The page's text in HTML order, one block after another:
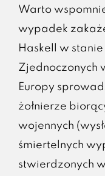
Warto
wypadek
Haskell w
Zjednoczonych
Europy
żołnierze
wojennych
śmiertelnych
stwierdzonych